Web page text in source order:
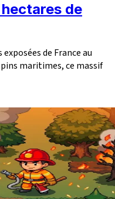
de
de France au
maritimes, ce massif